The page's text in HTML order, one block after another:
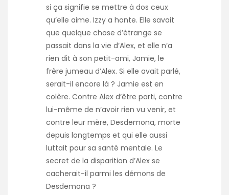
si ça signifie se mettre à dos ceux
qu’elle aime. Izzy a honte. Elle savait
que quelque chose d’étrange se
passait dans la vie d’Alex, et elle n’a
rien dit à son petit-ami, Jamie, le
frère jumeau d’Alex. Si elle avait parlé,
serait-il encore là ? Jamie est en
colère. Contre Alex d’être parti, contre
lui-même de n’avoir rien vu venir, et
contre leur mère, Desdemona, morte
depuis longtemps et qui elle aussi
luttait pour sa santé mentale. Le
secret de la disparition d’Alex se
cacherait-il parmi les démons de
Desdemona ?